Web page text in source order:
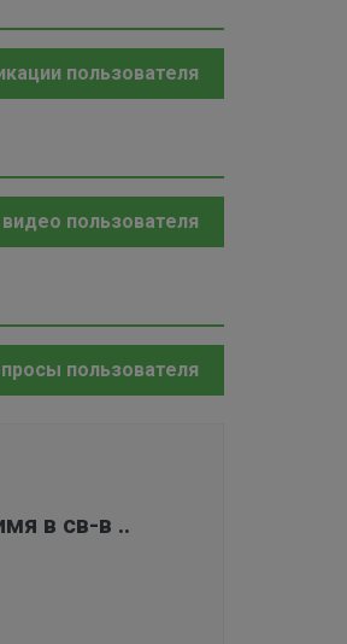
пользователя
пользователя
пользователя
в св-в ..